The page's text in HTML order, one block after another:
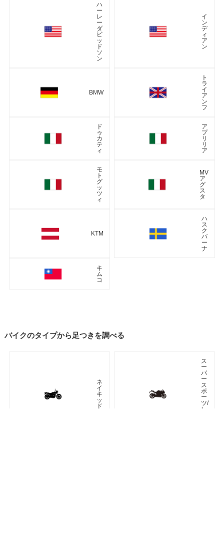
ハ
ー
レ
ー
ダ
ビ
ッ
ド
ソ
ン
イ
ン
デ
ィ
ア
ン
BMW
ト
ラ
イ
ア
ン
フ
ド
ゥ
カ
テ
ィ
ア
プ
リ
リ
ア
モ
ト
グ
ッ
ツ
ィ
MV
ア
グ
ス
タ
KTM
ハ
ス
ク
バ
ー
ナ
キ
ム
コ
バイクのタイプから足つきを調べる
ネ
イ
キ
ッ
ド
ス
ー
パ
ー
ス
ポ
ー
ツ/
レ